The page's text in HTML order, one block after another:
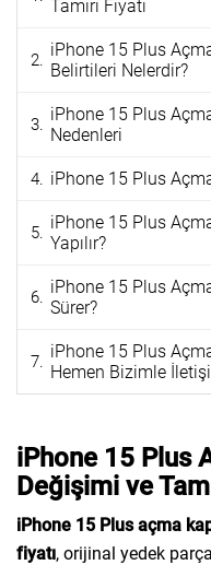
Tamiri Fiyatı
iPhone 15 Plus
Belirtileri Nelerdir?
iPhone 15 Plus
Nedenleri
iPhone 15 Plus
iPhone 15 Plus
Yapılır?
iPhone 15 Plus
Sürer?
iPhone 15 Plus
Hemen Bizimle
iPhone 15 Plus
Değişimi ve
iPhone 15 Plus açma
fiyatı, orijinal yedek